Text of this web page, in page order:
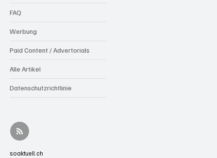
FAQ
Werbung
Paid Content / Advertorials
Alle Artikel
Datenschutzrichtlinie
soaktuell.ch